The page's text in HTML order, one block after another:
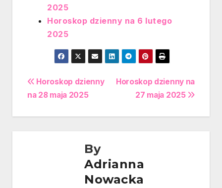
2025
Horoskop dzienny na 6 lutego
2025
Nawigacja
wpisu
Horoskop dzienny na
27 maja 2025
Horoskop dzienny
na 28 maja 2025
By
Adrianna
Nowacka